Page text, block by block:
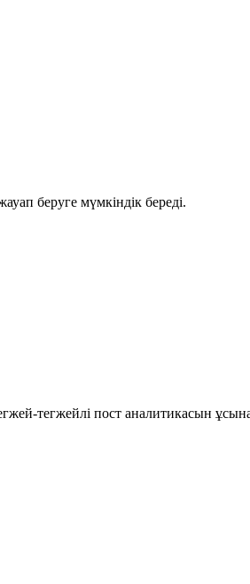
беруге мүмкіндік береді.
тегжейлі пост аналитикасын